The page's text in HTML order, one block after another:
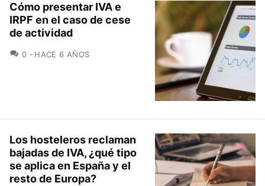
Cómo presentar IVA e
IRPF en el caso de cese
de actividad
0 COMENTARIOS
HACE 6 AÑOS
Los hosteleros reclaman
bajadas de IVA, ¿qué tipo
se aplica en España y el
resto de Europa?